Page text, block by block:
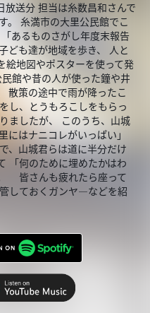
放送分 担当は糸数昌和さんで
。 糸満市の大里公民館でこ
あるものさがし年度末報告
ども達が地域を歩き、 人と
絵地図やポスターを使って発
館や昔の人が使った鐘や井
散策の途中で雨が降ったこ
し、とうもろこしをもらっ
ましたが、 このうち、山城
にはナニコレがいっぱい」
、山城君らは道に半分だけ
「何のために埋めたかはわ
皆さんも疲れたら座って
しておくガンヤ―などを紹